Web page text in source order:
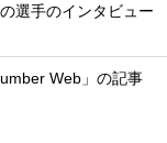
選手のインタビュー
Web」の記事